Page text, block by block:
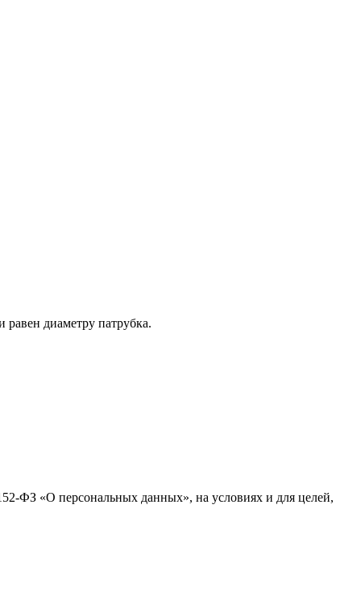
диаметру патрубка.
ФЗ «О персональных данных», на условиях и для целей,